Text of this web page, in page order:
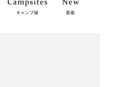
キャンプ場 新着